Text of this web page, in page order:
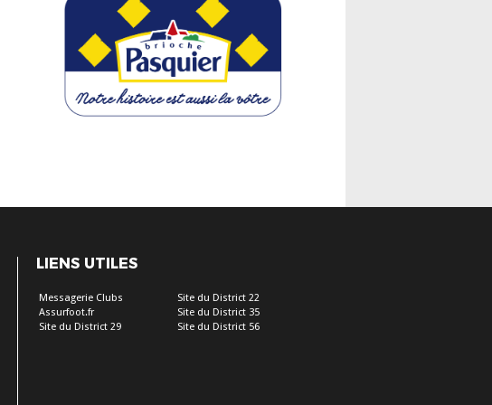
LIENS UTILES
Messagerie Clubs
Assurfoot.fr
Site du District 29
Site du District 22
Site du District 35
Site du District 56